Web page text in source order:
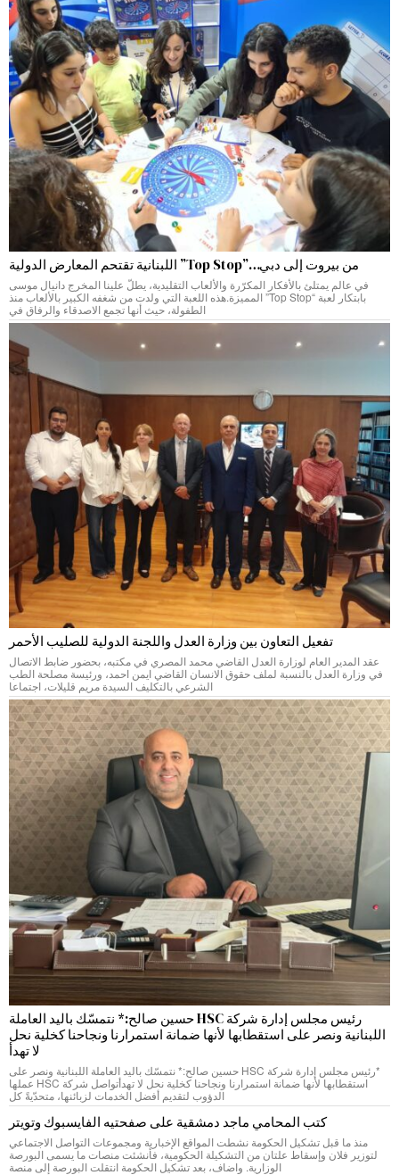
من بيروت إلى دبي…”Top Stop” اللبنانية تقتحم المعارض الدولية
في عالم يمتلئ بالأفكار المكرّرة والألعاب التقليدية، يطلّ علينا المخرج دانيال موسى
بابتكار لعبة “Top Stop” المميزة.هذه اللعبة التي ولدت من شغفه الكبير بالألعاب منذ
الطفولة، حيث أنها تجمع الاصدقاء والرفاق في
تفعيل التعاون بين وزارة العدل واللجنة الدولية للصليب الأحمر
عقد المدير العام لوزارة العدل القاضي محمد المصري في مكتبه، بحضور ضابط الاتصال
في وزارة العدل بالنسبة لملف حقوق الانسان القاضي ايمن احمد، ورئيسة مصلحة الطب
الشرعي بالتكليف السيدة مريم قليلات، اجتماعا
رئيس مجلس إدارة شركة HSC حسين صالح:* نتمسّك باليد العاملة
اللبنانية ونصر على استقطابها لأنها ضمانة استمرارنا ونجاحنا كخلية نحل
لا تهدأ
*رئيس مجلس إدارة شركة HSC حسين صالح:* نتمسّك باليد العاملة اللبنانية ونصر على
استقطابها لأنها ضمانة استمرارنا ونجاحنا كخلية نحل لا تهدأتواصل شركة HSC عملها
الدؤوب لتقديم أفضل الخدمات لزبائنها، متحدّيةً كل
كتب المحامي ماجد دمشقية على صفحتيه الفايسبوك وتويتر
منذ ما قبل تشكيل الحكومة نشطت المواقع الإخبارية ومجموعات التواصل الاجتماعي
لتوزير فلان وإسقاط علتان من التشكيلة الحكومية، فأنشئت منصات ما يسمى البورصة
الوزارية. واضاف، بعد تشكيل الحكومة انتقلت البورصة إلى منصة